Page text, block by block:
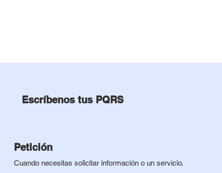
Escríbenos tus PQRS
Petición
Cuando necesitas solicitar información o un servicio.